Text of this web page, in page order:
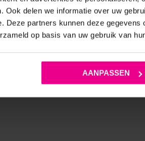
Ook delen we informatie over uw
Deze partners kunnen deze
op basis van uw gebruik van
AANPASSEN
Op voorraad
107,50 €69,95